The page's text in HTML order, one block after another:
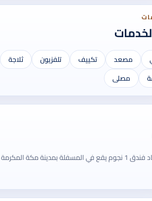
مصعد تكييف تلفزيون
ثلاجة
مصلى
فندق زاد الرحاب أجياد فندق 1 نجوم يقع في المسفلة